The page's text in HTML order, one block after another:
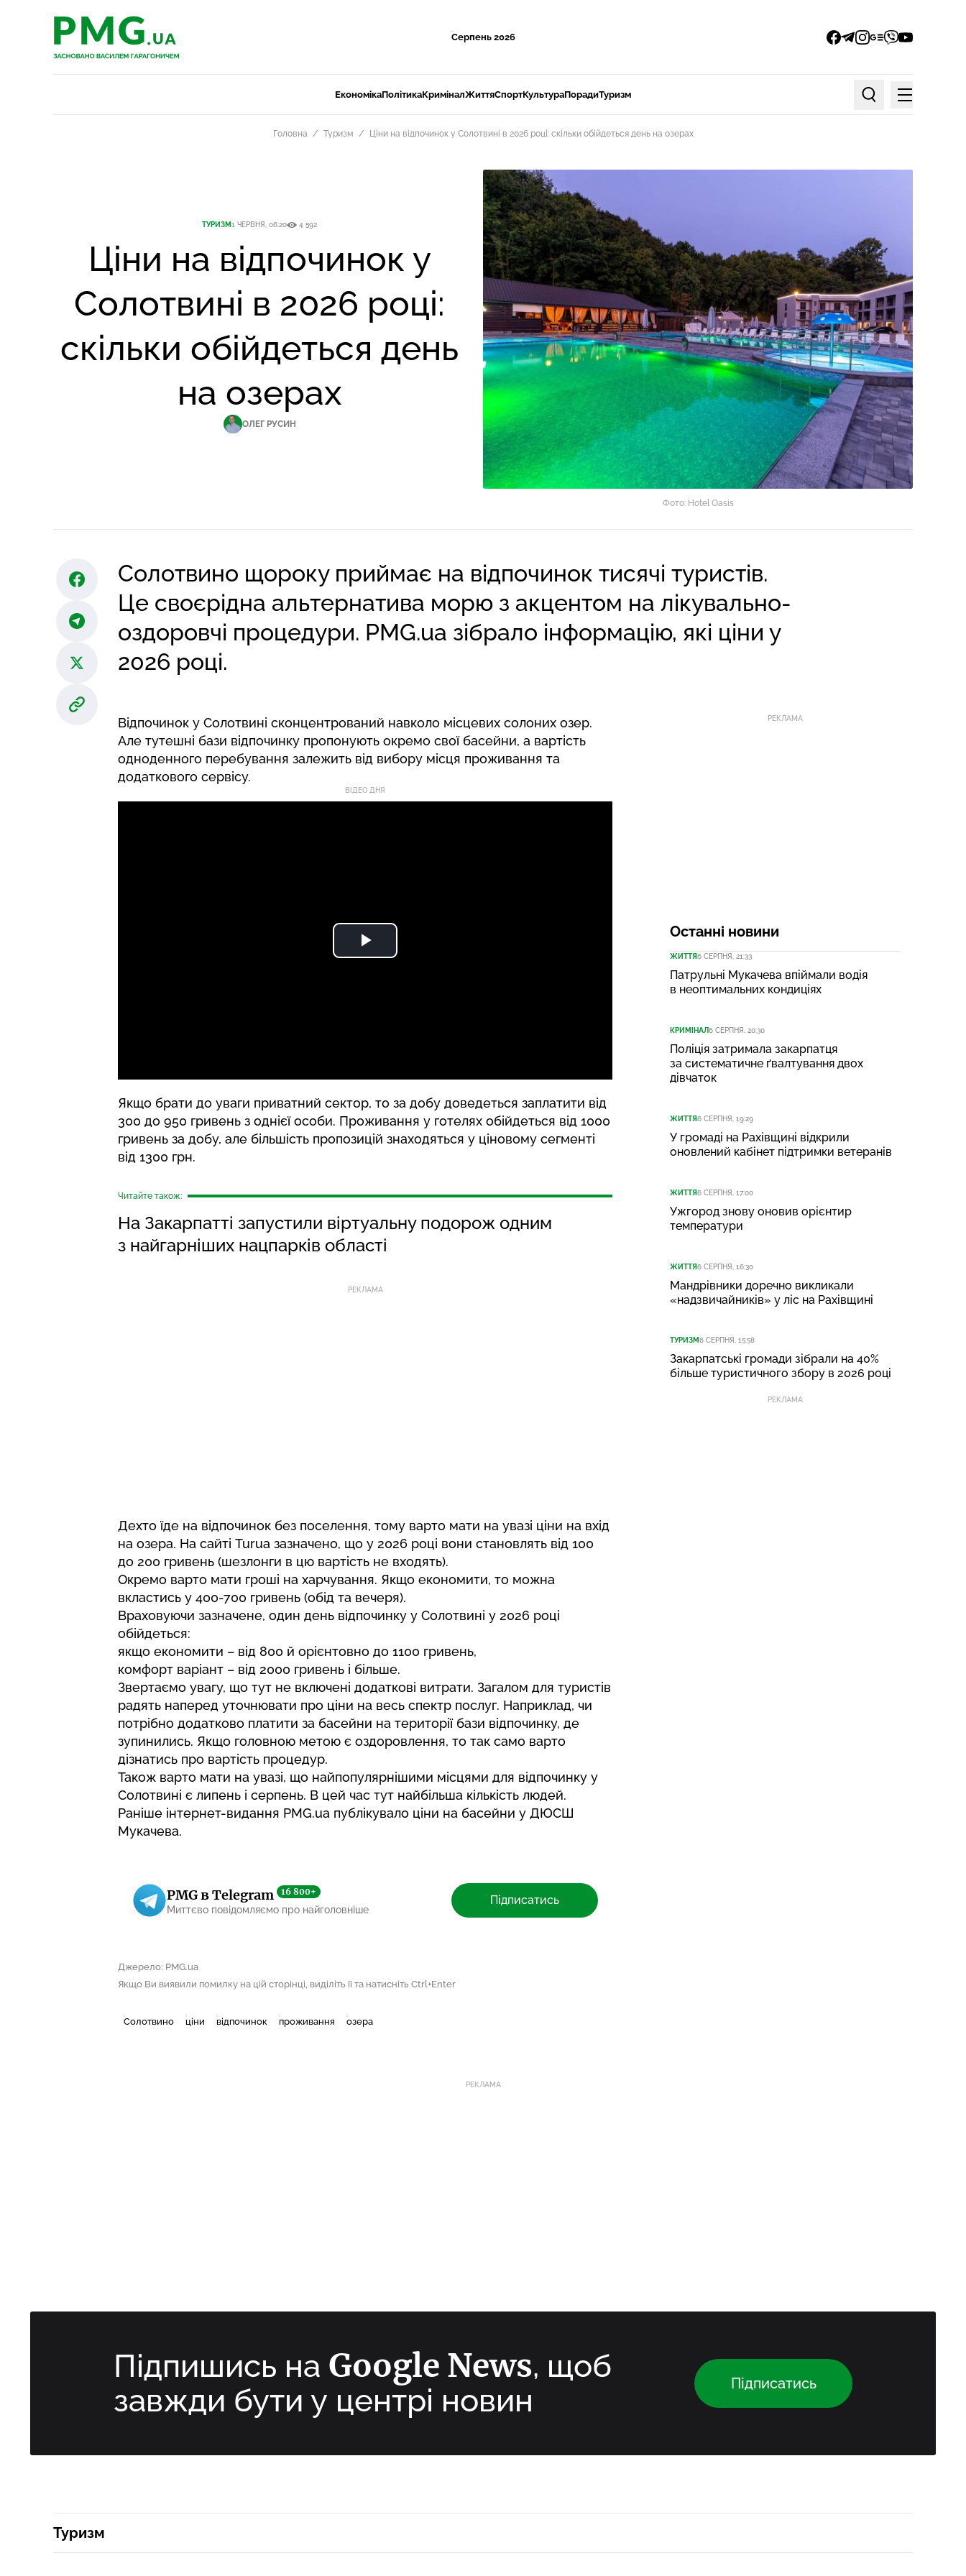
PMG.ua
Серпень 2026
facebook
telegram
instagram
google_news
viberyoutube
PMG.ua
ЕкономікаПолітикаКриміналЖиттяСпортКультураПорадиТуризм
Пошук по статтях
Меню
Головна Туризм Ціни на відпочинок у Солотвині в 2026 році: скільки обійдеться день на озерах
ТУРИЗМ1 ЧЕРВНЯ, 06:20 4 592
Ціни на відпочинок у
Солотвині в 2026 році:
скільки обійдеться день
на озерах
ОЛЕГ РУСИН
Фото: Hotel Oasis
Солотвино щороку приймає на відпочинок тисячі туристів.
Це своєрідна альтернатива морю з акцентом на лікувально-
оздоровчі процедури. PMG.ua зібрало інформацію, які ціни у
2026 році.
Відпочинок у Солотвині сконцентрований навколо місцевих солоних озер.
Але тутешні бази відпочинку пропонують окремо свої басейни, а вартість
одноденного перебування залежить від вибору місця проживання та
додаткового сервісу.
ВІДЕО ДНЯ
Якщо брати до уваги приватний сектор, то за добу доведеться заплатити від
300 до 950 гривень з однієї особи. Проживання у готелях обійдеться від 1000
гривень за добу, але більшість пропозицій знаходяться у ціновому сегменті
від 1300 грн.
Читайте також:
На Закарпатті запустили віртуальну подорож одним
з найгарніших нацпарків області
РЕКЛАМА
Дехто їде на відпочинок без поселення, тому варто мати на увазі ціни на вхід
на озера. На сайті Turua зазначено, що у 2026 році вони становлять від 100
до 200 гривень (шезлонги в цю вартість не входять).
Окремо варто мати гроші на харчування. Якщо економити, то можна
вкластись у 400-700 гривень (обід та вечеря).
Враховуючи зазначене, один день відпочинку у Солотвині у 2026 році
обійдеться:
якщо економити – від 800 й орієнтовно до 1100 гривень,
комфорт варіант – від 2000 гривень і більше.
Звертаємо увагу, що тут не включені додаткові витрати. Загалом для туристів
радять наперед уточнювати про ціни на весь спектр послуг. Наприклад, чи
потрібно додатково платити за басейни на території бази відпочинку, де
зупинились. Якщо головною метою є оздоровлення, то так само варто
дізнатись про вартість процедур.
Також варто мати на увазі, що найпопулярнішими місцями для відпочинку у
Солотвині є липень і серпень. В цей час тут найбільша кількість людей.
Раніше інтернет-видання PMG.ua публікувало ціни на басейни у ДЮСШ
Мукачева.
PMG в Telegram 16 800+
Миттєво повідомляємо про найголовніше
Підписатись
Джерело: PMG.ua
Якщо Ви виявили помилку на цій сторінці, виділіть її та натисніть Ctrl+Enter
Солотвино ціни відпочинок проживання озера
РЕКЛАМА
Останні новини
ЖИТТЯ6 СЕРПНЯ, 21:33
Патрульні Мукачева впіймали водія
в неоптимальних кондиціях
КРИМІНАЛ6 СЕРПНЯ, 20:30
Поліція затримала закарпатця
за систематичне ґвалтування двох
дівчаток
ЖИТТЯ6 СЕРПНЯ, 19:29
У громаді на Рахівщині відкрили
оновлений кабінет підтримки ветеранів
ЖИТТЯ6 СЕРПНЯ, 17:00
Ужгород знову оновив орієнтир
температури
ЖИТТЯ6 СЕРПНЯ, 16:30
Мандрівники доречно викликали
«надзвичайників» у ліс на Рахівщині
ТУРИЗМ6 СЕРПНЯ, 15:58
Закарпатські громади зібрали на 40%
більше туристичного збору в 2026 році
РЕКЛАМА
РЕКЛАМА
Підпишись на Google News, щоб
завжди бути у центрі новин
Підписатись
Туризм